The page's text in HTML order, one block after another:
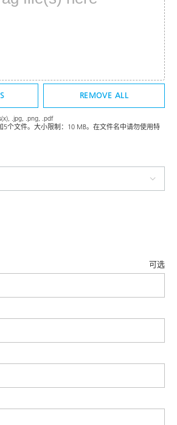
REMOVE ALL
.jpg, .png, .pdf
5个文件。大小限制：10 MB。在文件名中请勿使用特
可选